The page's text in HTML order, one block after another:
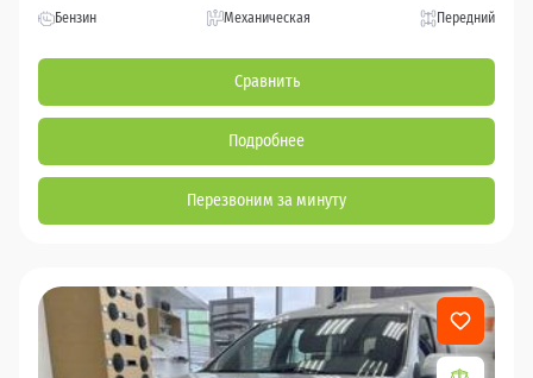
Бензин Механическая Передний
Сравнить
Подробнее
Перезвоним за минуту